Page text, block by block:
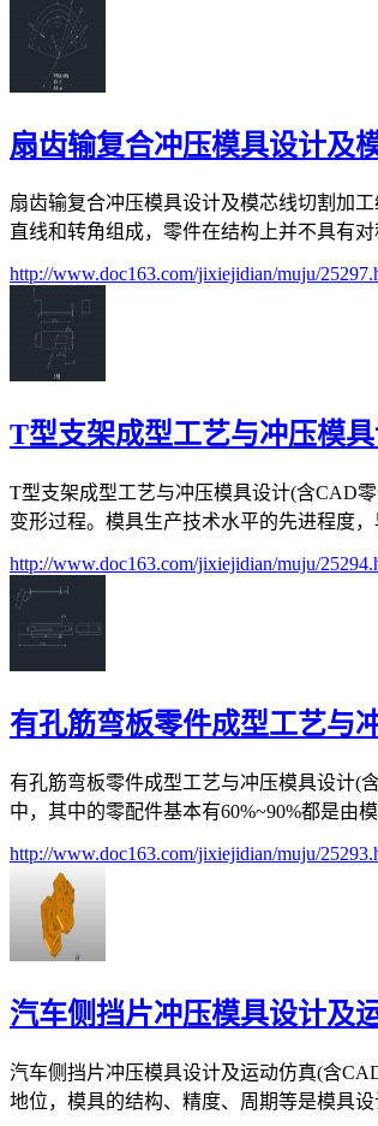
扇齿输复合冲压模具设计及
扇齿输复合冲压模具设计及模芯线切割加
直线和转角组成，零件在结构上并不具有
http://www.doc163.com/jixiejidian/muju/
T型支架成型工艺与冲压模
T型支架成型工艺与冲压模具设计(含CAD
变形过程。模具生产技术水平的先进程度
http://www.doc163.com/jixiejidian/muju/
有孔筋弯板零件成型工艺与
有孔筋弯板零件成型工艺与冲压模具设计(
中，其中的零配件基本有60%~90%都是由
http://www.doc163.com/jixiejidian/muju/
汽车侧挡片冲压模具设计及
汽车侧挡片冲压模具设计及运动仿真(含
地位，模具的结构、精度、周期等是模具